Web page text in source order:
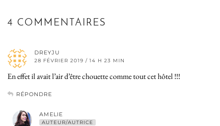
4 COMMENTAIRES
DREYJU
28 FÉVRIER 2019 / 14 H 23 MIN
En effet il avait l’air d’être chouette comme tout cet hôtel !!!
RÉPONDRE
AMELIE
AUTEUR/AUTRICE